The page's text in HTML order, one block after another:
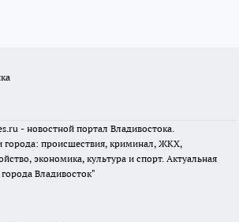
- новостной портал Владивостока.
города: происшествия, криминал, ЖКХ,
экономика, культура и спорт. Актуальная
Владивосток"